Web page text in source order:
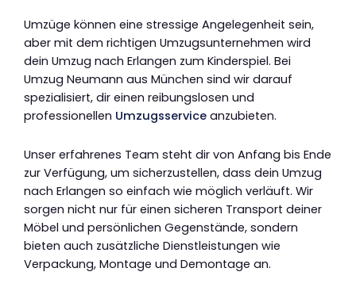
Umzüge können eine stressige Angelegenheit sein,
aber mit dem richtigen Umzugsunternehmen wird
dein Umzug nach Erlangen zum Kinderspiel. Bei
Umzug Neumann aus München sind wir darauf
spezialisiert, dir einen reibungslosen und
professionellen Umzugsservice anzubieten.
Unser erfahrenes Team steht dir von Anfang bis Ende
zur Verfügung, um sicherzustellen, dass dein Umzug
nach Erlangen so einfach wie möglich verläuft. Wir
sorgen nicht nur für einen sicheren Transport deiner
Möbel und persönlichen Gegenstände, sondern
bieten auch zusätzliche Dienstleistungen wie
Verpackung, Montage und Demontage an.